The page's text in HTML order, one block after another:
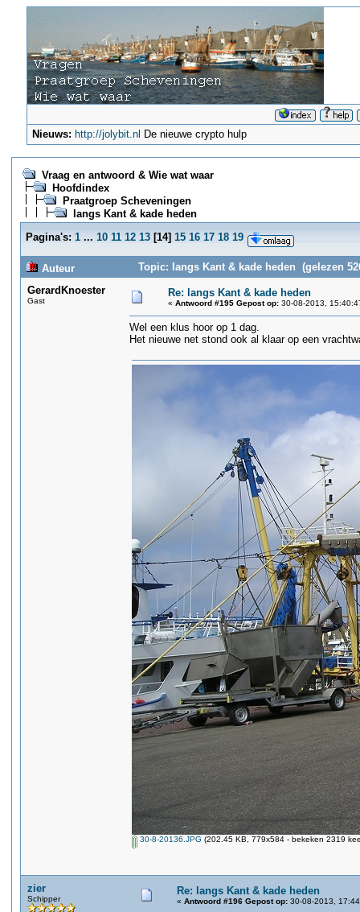
Nieuws: http://jolybit.nl De nieuwe crypto hulp
Vraag en antwoord & Wie wat waar
Hoofdindex
Praatgroep Scheveningen
langs Kant & kade heden
Pagina's: 1 ... 10 11 12 13 [14] 15 16 17 18 19
Auteur
Topic: langs Kant & kade heden (gelezen
GerardKnoester
Gast
Re: langs Kant & kade heden
« Antwoord #195 Gepost op: 30-08-2013,
Wel een klus hoor op 1 dag.
Het nieuwe net stond ook al klaar op een
30-8-20136.JPG (202.45 KB, 779x584 - bekeken 2319
zier
Schipper
Re: langs Kant & kade heden
« Antwoord #196 Gepost op: 30-08-2013,